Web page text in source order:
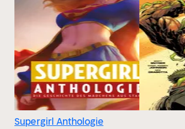
Supergirl Anthologie